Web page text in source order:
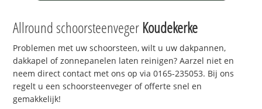
Allround schoorsteenveger Koudekerke
Problemen met uw schoorsteen, wilt u uw dakpannen,
dakkapel of zonnepanelen laten reinigen? Aarzel niet en
neem direct contact met ons op via 0165-235053. Bij ons
regelt u een schoorsteenveger of offerte snel en
gemakkelijk!